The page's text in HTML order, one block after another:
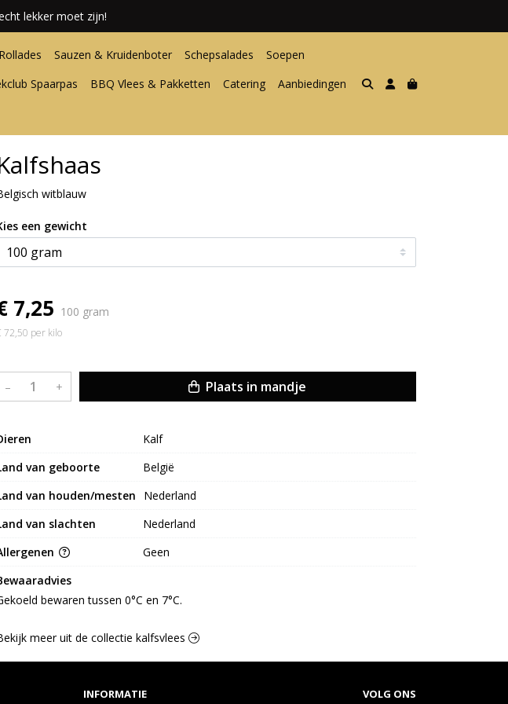
lekker moet zijn!
Rollades Sauzen & Kruidenboter Schepsalades
Soepen
Spaarpas BBQ Vlees & Pakketten Catering
Aanbiedingen
witblauw
Kies een gewicht
7,25 100 gram
72,50 per kilo
– + Plaats in mandje
Kalf
van geboorte
België
van houden/mesten
Nederland
van slachten
Nederland
Geen
bewaren tussen 0°C en 7°C.
meer uit de collectie kalfsvlees
INFORMATIE VOLG ONS